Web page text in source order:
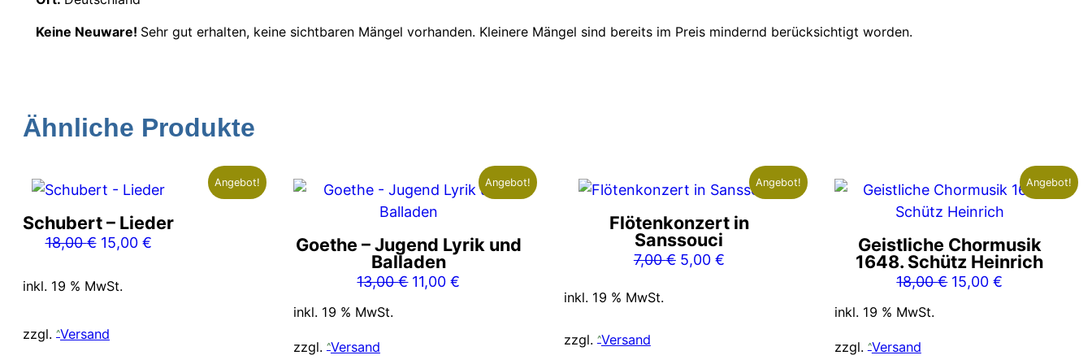
Keine Neuware! Sehr gut erhalten, keine sichtbaren Mängel vorhanden. Kleinere Mängel sind bereits im Preis mindernd berücksichtigt worden.
Ähnliche Produkte
Angebot!
Schubert – Lieder
18,00€ Ursprünglicher
war:
15,00 €Aktueller
inkl. 19 % MwSt.
zzgl. Versand
Angebot!
Goethe – Jugend Lyrik und
Balladen
13,00€ Ursprünglicher
11,00€
inkl. 19 % MwSt.
zzgl. Versand
Angebot!
Flötenkonzert in
Sanssouci
7,00€ Ursprünglicher
5,00 €Aktueller
inkl. 19 % MwSt.
zzgl. Versand
Angebot!
Geistliche Chormusik
1648. Schütz Heinrich
18,00€ Ursprünglicher
15,00€
inkl. 19 % MwSt.
zzgl. Versand